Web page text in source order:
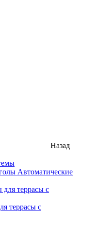
Назад
Автоматические
террасы с